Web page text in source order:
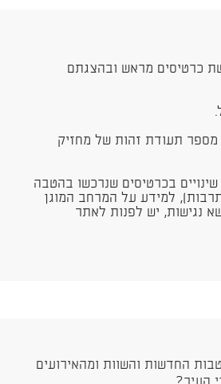
כרטיסים מראש ובהצגתם
תעודת זהות של מחזיק
שינויים בכרטיסים שנרכשו בהטבה
למידע על המרחב המוגן
נגישות, יש לפנות לאתר
החדשות והשוות ומהאירועים